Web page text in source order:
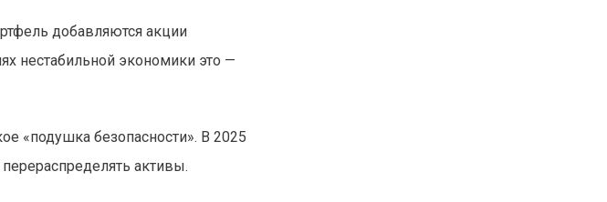
добавляются акции
нестабильной экономики это —
«подушка безопасности». В 2025
активы.